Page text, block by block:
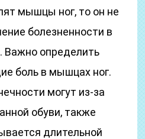
мышцы ног, то он не
болезненности в
Важно определить
боль в мышцах ног.
могут из-за
обуви, также
длительной